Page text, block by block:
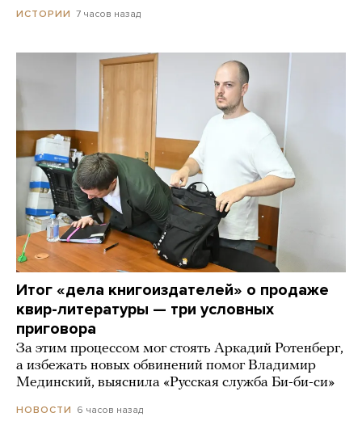
ИСТОРИИ 7 часов назад
Итог «дела книгоиздателей» о продаже
квир-литературы — три условных
приговора
За этим процессом мог стоять Аркадий Ротенберг,
а избежать новых обвинений помог Владимир
Мединский, выяснила «Русская служба Би-би-си»
НОВОСТИ 6 часов назад